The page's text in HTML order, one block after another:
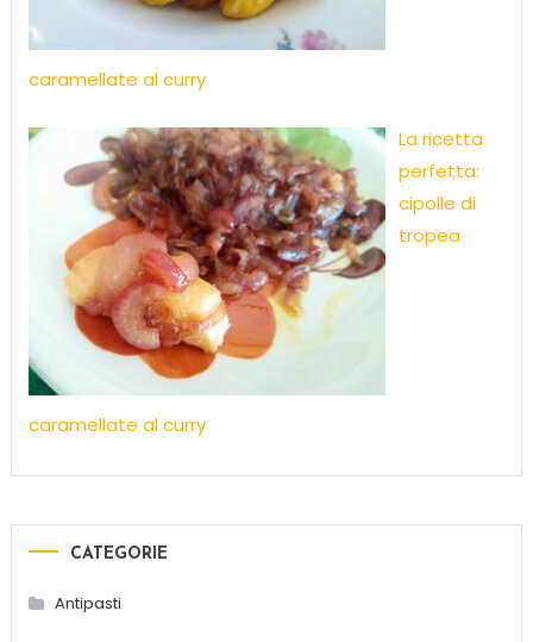
caramellate al curry
La ricetta
perfetta:
cipolle di
tropea
caramellate al curry
CATEGORIE
Antipasti